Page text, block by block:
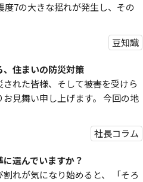
度7の大きな揺れが発生し、その
豆知識
住まいの防災対策
れた皆様、そして被害を受けら
見舞い申し上げます。 今回の地
社長コラム
選んでいますか？
れが気になり始めると、 「そろ